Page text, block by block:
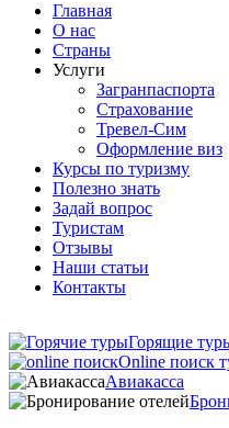
Главная
О нас
Страны
Услуги
Загранпаспорта
Страхование
Тревел-Сим
Оформление виз
Курсы по туризму
Полезно знать
Задай вопрос
Туристам
Отзывы
Наши статьи
Контакты
Горящие
Online поиск
Авиакасса